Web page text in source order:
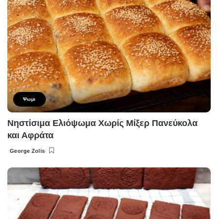
Ψωμι
Νηστίσιμα Ελιόψωμα Χωρίς Μίξερ Πανεύκολα
και Αφράτα
Posted
George Zolis